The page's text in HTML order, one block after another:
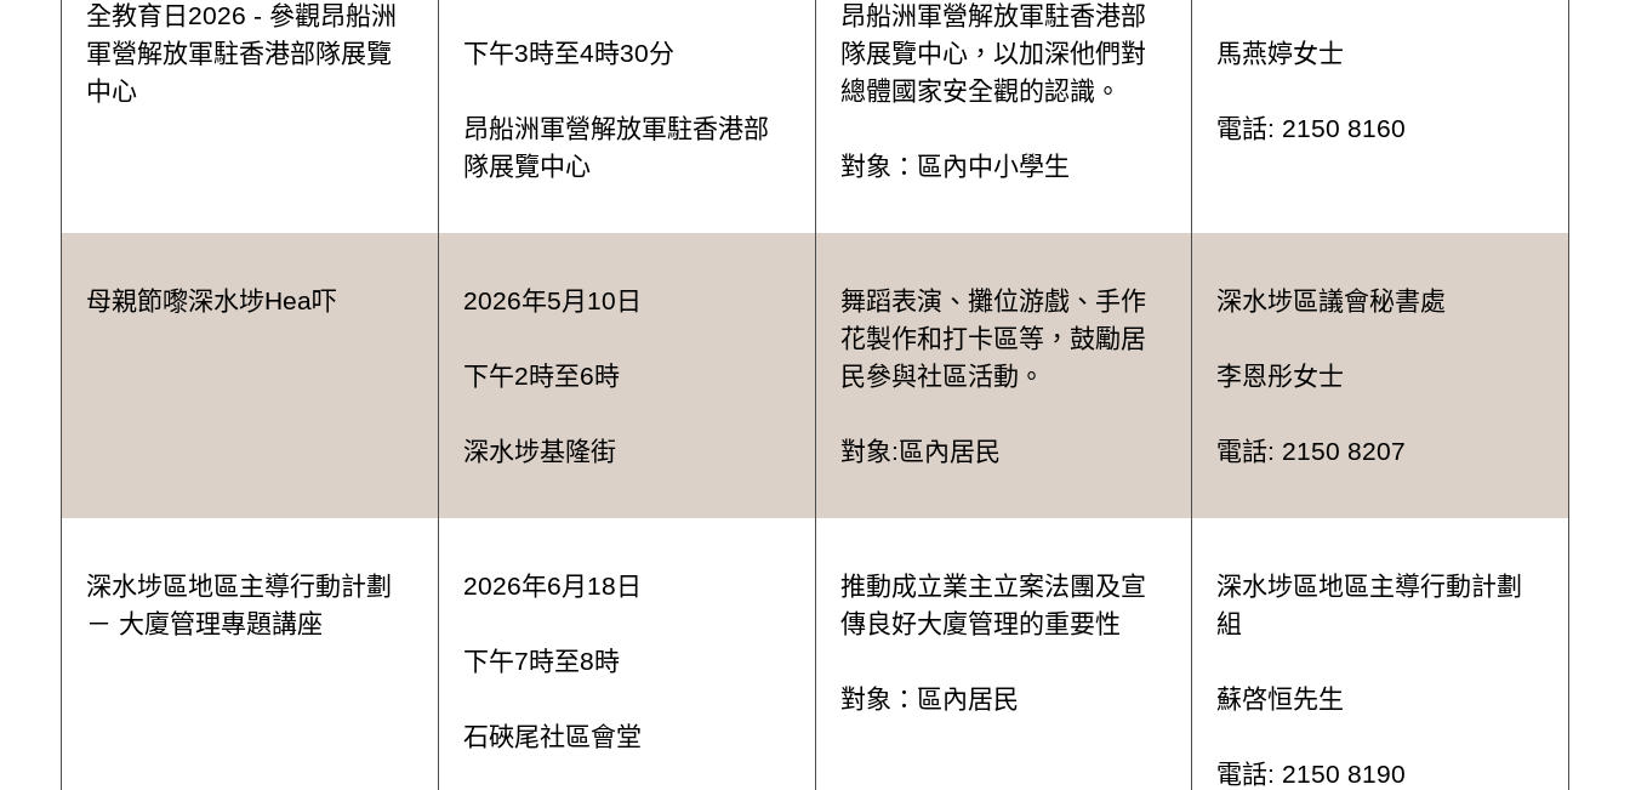
全教育日2026 - 參觀昂船洲
軍營解放軍駐香港部隊展覽
中心
下午3時至4時30分
昂船洲軍營解放軍駐香港部
隊展覽中心
昂船洲軍營解放軍駐香港部
隊展覽中心，以加深他們對
總體國家安全觀的認識。
對象：區內中小學生
馬燕婷女士
電話: 2150 8160
母親節嚟深水埗Hea吓 2026年5月10日
下午2時至6時
深水埗基隆街
舞蹈表演、攤位游戲、手作
花製作和打卡區等，鼓勵居
民參與社區活動。
對象:區內居民
深水埗區議會秘書處
李恩彤女士
電話: 2150 8207
深水埗區地區主導行動計劃
－ 大廈管理專題講座
2026年6月18日
下午7時至8時
石硤尾社區會堂
推動成立業主立案法團及宣
傳良好大廈管理的重要性
對象：區內居民
深水埗區地區主導行動計劃
組
蘇啓恒先生
電話: 2150 8190